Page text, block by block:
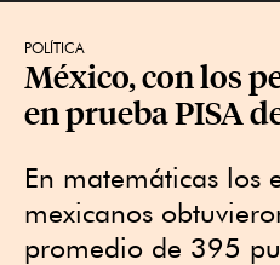
POLÍTICA
México, con los
en prueba PISA
En matemáticas los
mexicanos
promedio de 395